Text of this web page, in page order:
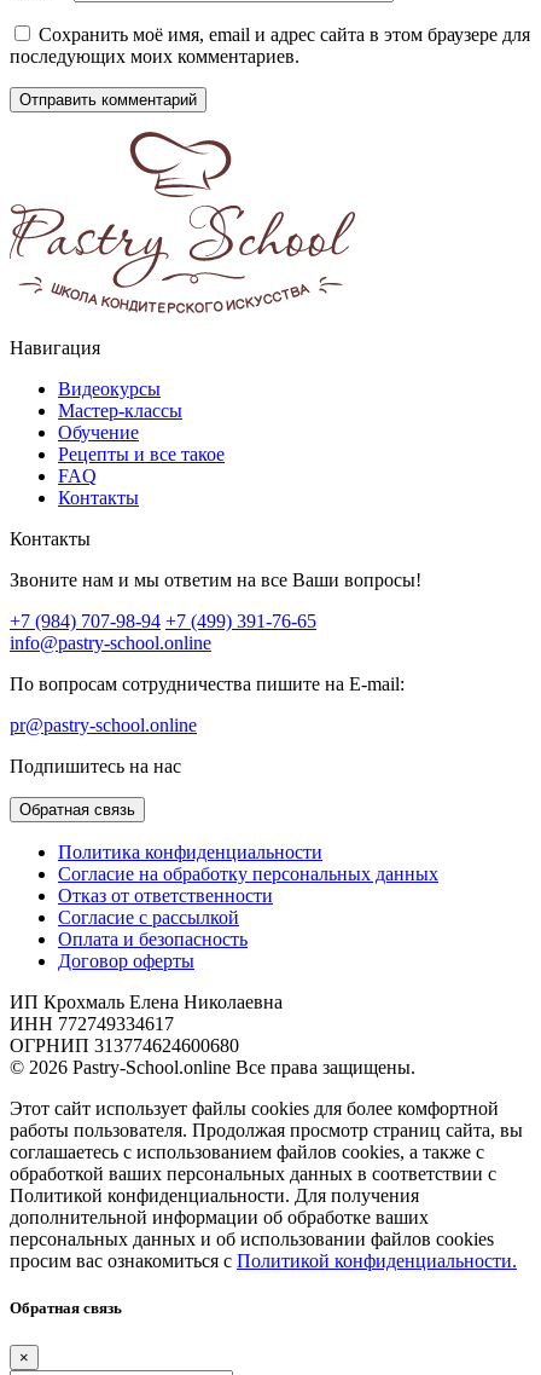
Сохранить моё имя, email и адрес сайта в этом браузере для
последующих моих комментариев.
Навигация
Видеокурсы
Мастер-классы
Обучение
Рецепты и все такое
FAQ
Контакты
Контакты
Звоните нам и мы ответим на все Ваши вопросы!
+7 (984) 707-98-94 +7 (499) 391-76-65
info@pastry-school.online
По вопросам сотрудничества пишите на E-mail:
pr@pastry-school.online
Подпишитесь на нас
Обратная связь
Политика конфиденциальности
Согласие на обработку персональных данных
Отказ от ответственности
Согласие с рассылкой
Оплата и безопасность
Договор оферты
ИП Крохмаль Елена Николаевна
ИНН 772749334617
ОГРНИП 313774624600680
© 2026 Pastry-School.online Все права защищены.
Этот сайт использует файлы cookies для более комфортной
работы пользователя. Продолжая просмотр страниц сайта, вы
соглашаетесь с использованием файлов cookies, а также с
обработкой ваших персональных данных в соответствии с
Политикой конфиденциальности. Для получения
дополнительной информации об обработке ваших
персональных данных и об использовании файлов cookies
просим вас ознакомиться с Политикой конфиденциальности.
Обратная связь
×